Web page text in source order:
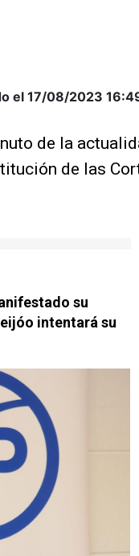
el 17/08/2023
de la
de las
su
intentará su